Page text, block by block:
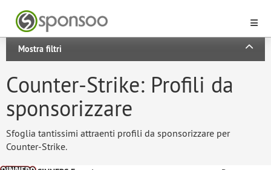
Mostra filtri
Counter-Strike: Profili da
sponsorizzare
Sfoglia tantissimi attraenti profili da sponsorizzare per
Counter-Strike.